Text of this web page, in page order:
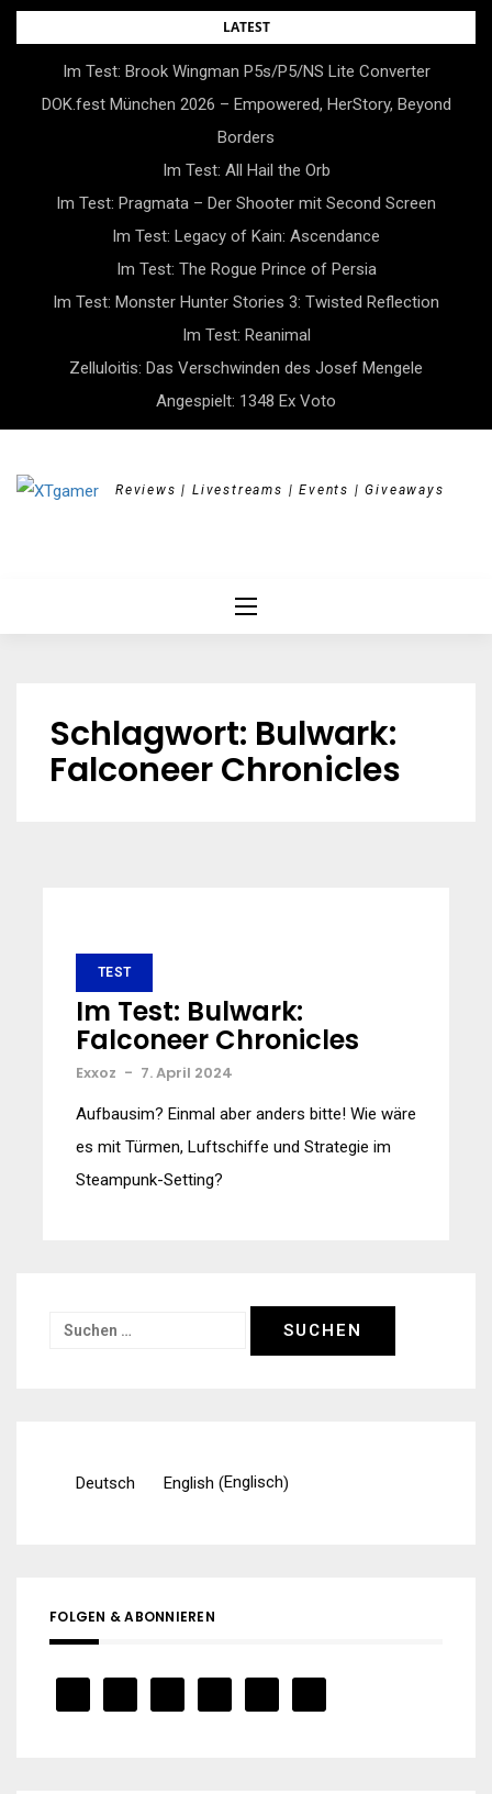
Skip
LATEST
Im Test: Brook Wingman P5s/P5/NS Lite Converter
DOK.fest München 2026 – Empowered, HerStory, Beyond
Borders
Im Test: All Hail the Orb
Im Test: Pragmata – Der Shooter mit Second Screen
Im Test: Legacy of Kain: Ascendance
Im Test: The Rogue Prince of Persia
Im Test: Monster Hunter Stories 3: Twisted Reflection
Im Test: Reanimal
Zelluloitis: Das Verschwinden des Josef Mengele
Angespielt: 1348 Ex Voto
Reviews | Livestreams | Events | Giveaways
Schlagwort: Bulwark:
Falconeer Chronicles
TEST
Im Test: Bulwark:
Falconeer Chronicles
Exxoz - 7. April 2024
Aufbausim? Einmal aber anders bitte! Wie wäre
es mit Türmen, Luftschiffe und Strategie im
Steampunk-Setting?
Suchen
Deutsch English (Englisch)
FOLGEN & ABONNIEREN